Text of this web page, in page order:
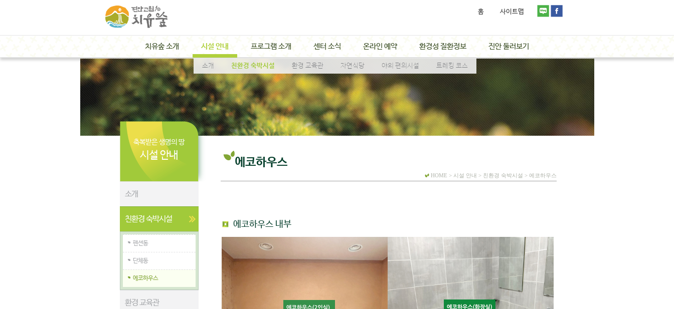
사이트맵
홈
치유숲 소개 시설 안내 프로그램 소개 센터 소식 온라인 예약 환경성 질환정보 진안 둘러보기
소개 친환경 숙박시설 환경 교육관 자연식당 야외 편의시설 트레킹 코스
축복받은 생명의 땅
시설 안내
소개
친환경 숙박시설
펜션동
단체동
에코하우스
환경 교육관
에코하우스
HOME > 시설 안내 > 친환경 숙박시설 > 에코하우스
에코하우스 내부